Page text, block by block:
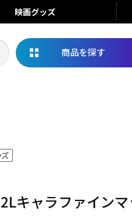
映画グッズ
商品を探す
キャラファイン